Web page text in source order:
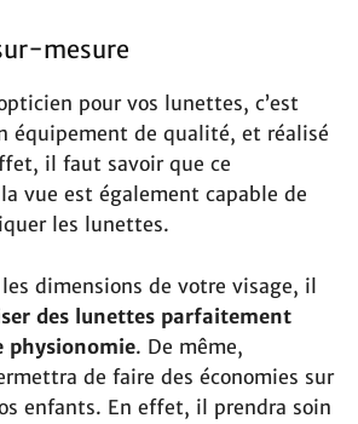
mesure
pour vos lunettes, c’est
équipement de qualité, et réalisé
il faut savoir que ce
vue est également capable de
les lunettes.
dimensions de votre visage, il
des lunettes parfaitement
physionomie. De même,
de faire des économies sur
enfants. En effet, il prendra soin